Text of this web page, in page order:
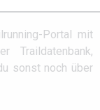
Portal mit
Traildatenbank,
sonst noch über